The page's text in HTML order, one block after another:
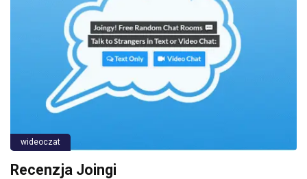
wideoczat
Recenzja Joingi